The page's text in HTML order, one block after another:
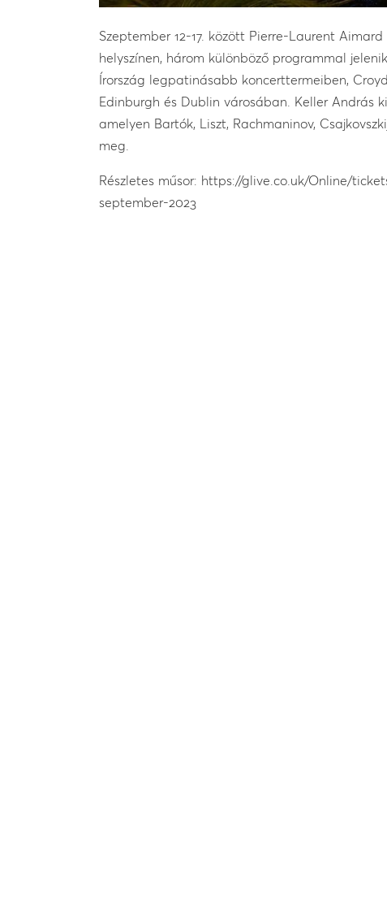
Szeptember 12-17. között Pierre-Laurent
helyszínen, három különböző programmal
Írország legpatinásabb koncerttermeiben,
Edinburgh és Dublin városában. Keller András
amelyen Bartók, Liszt, Rachmaninov,
meg.
Részletes műsor: https://glive.co.uk/Online/
september-2023